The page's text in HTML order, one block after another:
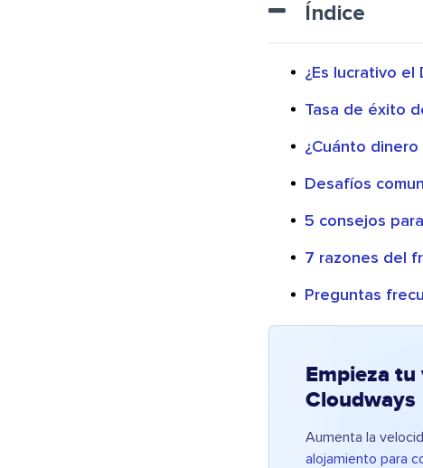
Índice
¿Es lucrativo
Tasa de éxito
¿Cuánto
Desafíos
5 consejos
7 razones del
Preguntas
Empieza
Cloudways
Aumenta la
alojamiento para